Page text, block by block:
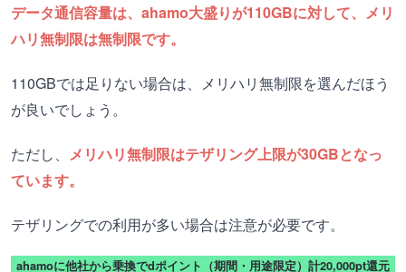
データ通信容量は、ahamo大盛りが110GBに対して、メリ
ハリ無制限は無制限です。
110GBでは足りない場合は、メリハリ無制限を選んだほう
が良いでしょう。
ただし、 メリハリ無制限はテザリング上限が30GBとなっ
ています。
テザリングでの利用が多い場合は注意が必要です。
ahamoに他社から乗換でdポイント（期間・用途限定）計20,000pt還元